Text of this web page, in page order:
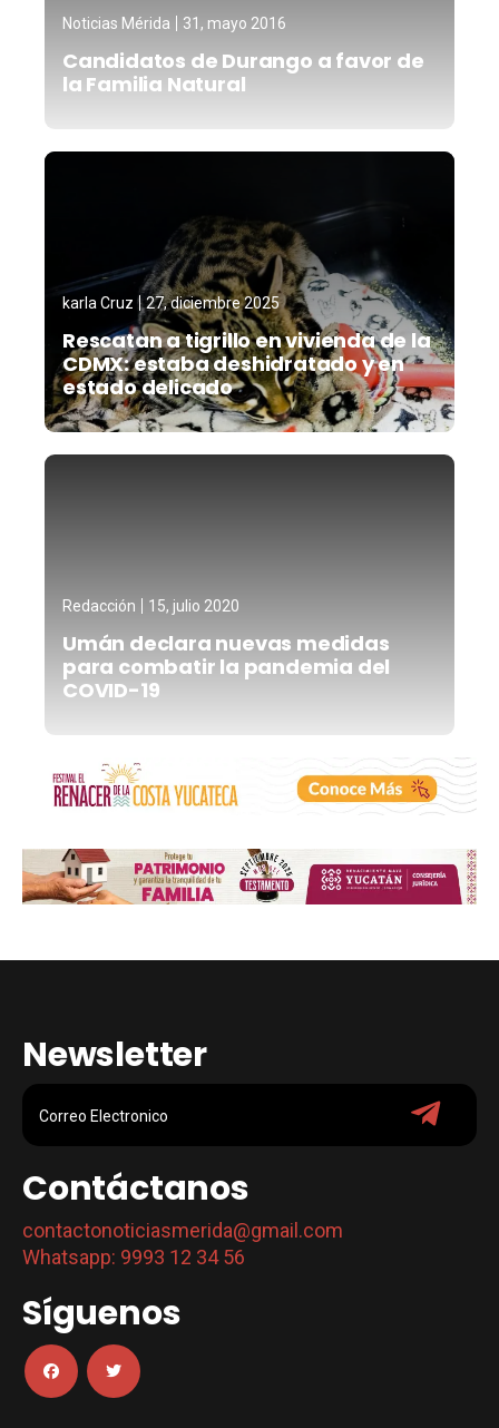
Noticias Mérida 31, mayo 2016
Candidatos de Durango a favor de
la Familia Natural
karla Cruz 27, diciembre 2025
Rescatan a tigrillo en vivienda de la
CDMX: estaba deshidratado y en
estado delicado
Redacción 15, julio 2020
Umán declara nuevas medidas
para combatir la pandemia del
COVID-19
Newsletter
Contáctanos
contactonoticiasmerida@gmail.com
Whatsapp: 9993 12 34 56
Síguenos